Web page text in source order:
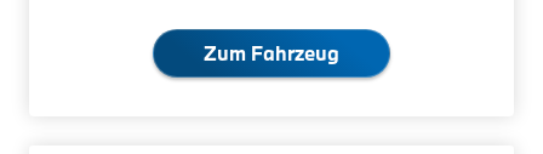
Zum Fahrzeug